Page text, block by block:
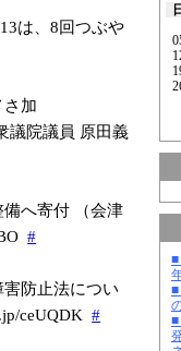
■
■
■
は、8回つぶや
加
員 原田義
へ寄付 （会津
#
防止法につい
ceUQDK #